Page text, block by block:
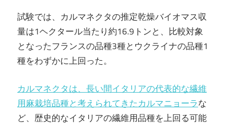
試験では、カルマネクタの推定乾燥バイオマス収
量は1ヘクタール当たり約16.9トンと、比較対象
となったフランスの品種3種とウクライナの品種1
種をわずかに上回った。
カルマネクタは、長い間イタリアの代表的な繊維
用麻栽培品種と考えられてきたカルマニョーラな
ど、歴史的なイタリアの繊維用品種を上回る可能